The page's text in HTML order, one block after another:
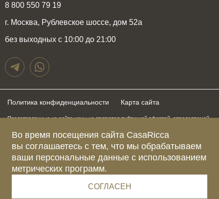
Во время посещения сайта CasaRicca
вы соглашаетесь с тем, что мы обрабатываем
ваши персональные данные с использованием
метрических программ.
СОГЛАСЕН
8 800 550 79 19
г. Москва, Рублевское шоссе, дом 52а
без выходных с 10:00 до 21:00
Политика конфиденциальности Карта сайта
Представленные на сайте цены не являются публичной офертой, определяемой
быть изменены в любое время без предупреждения. Для получения актуальной и
подробной информации о стоимости, сроках и условиях поставки просьба
обращаться к менеджерам по указанным выше телефонам
Зарегистрированное название компании
Адрес Ш. РУБЛЁВСКОЕ, Д. 52А, ПОМЕЩ. I ЭТАЖ 2, КОМ. 81 Г.МОСКВА, ВН.ТЕР.